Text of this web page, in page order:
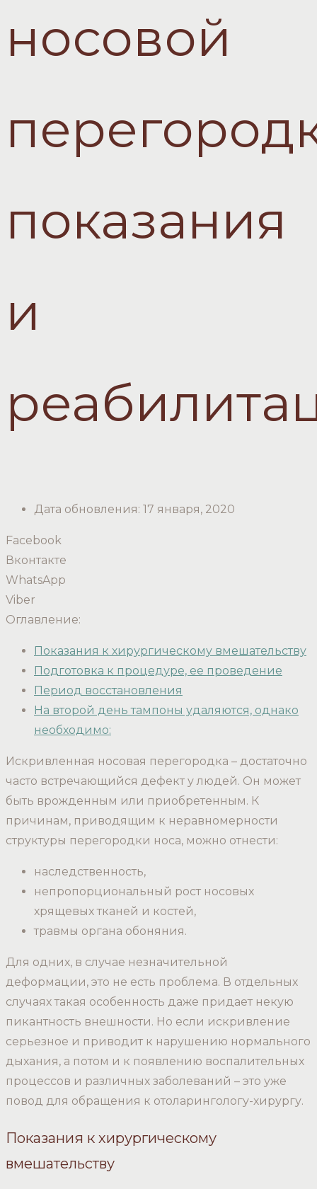
носовой
показания
и
Дата обновления: 17 января, 2020
Facebook
Вконтакте
WhatsApp
Viber
Оглавление:
Показания к хирургическому вмешательству
Подготовка к процедуре, ее проведение
Период восстановления
На второй день тампоны удаляются, однако
необходимо:
Искривленная носовая перегородка – достаточно
часто встречающийся дефект у людей. Он может
быть врожденным или приобретенным. К
причинам, приводящим к неравномерности
структуры перегородки носа, можно отнести:
наследственность,
непропорциональный рост носовых
хрящевых тканей и костей,
травмы органа обоняния.
Для одних, в случае незначительной
деформации, это не есть проблема. В отдельных
случаях такая особенность даже придает некую
пикантность внешности. Но если искривление
серьезное и приводит к нарушению нормального
дыхания, а потом и к появлению воспалительных
процессов и различных заболеваний – это уже
повод для обращения к отоларингологу-хирургу.
Показания к хирургическому
вмешательству